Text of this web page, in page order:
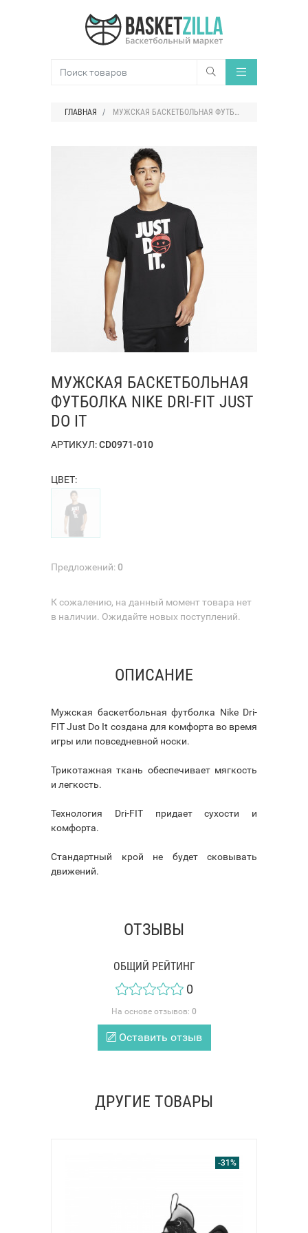
ГЛАВНАЯ МУЖСКАЯ БАСКЕТБОЛЬНАЯ ФУТБОЛКА NIKE DRI-FIT JUST DO IT
МУЖСКАЯ БАСКЕТБОЛЬНАЯ
ФУТБОЛКА NIKE DRI-FIT JUST
DO IT
АРТИКУЛ:CD0971-010
ЦВЕТ:
Предложений:0
К сожалению, на данный момент товара нет
в наличии. Ожидайте новых поступлений.
ОПИСАНИЕ
Мужская баскетбольная футболка Nike Dri-
FIT Just Do It создана для комфорта во время
игры или повседневной носки.
Трикотажная ткань обеспечивает мягкость
и легкость.
Технология Dri-FIT придает сухости и
комфорта.
Стандартный крой не будет сковывать
движений.
ОТЗЫВЫ
ОБЩИЙ РЕЙТИНГ
0
На основе отзывов: 0
Оставить отзыв
ДРУГИЕ ТОВАРЫ
-31%